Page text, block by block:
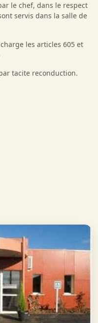
le chef, dans le respect
servis dans la salle de
les articles 605 et
tacite reconduction.